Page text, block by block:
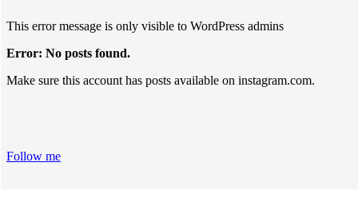
This error message is only visible to WordPress admins
Error: No posts found.
Make sure this account has posts available on instagram.com.
Follow me